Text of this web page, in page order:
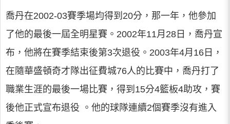
喬丹在2002-03賽季場均得到20分，那一年，他參加
了他的最後一屆全明星賽。2002年11月28日，喬丹宣
布，他將在賽季結束後第3次退役。2003年4月16日，
在隨華盛頓奇才隊出征費城76人的比賽中，喬丹打了
職業生涯的最後一場比賽，得到15分4籃板4助攻，賽
後他正式宣布退役 。他的球隊連續2個賽季沒有進入